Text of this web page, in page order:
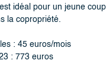
idéal pour un jeune
la copropriété.
: 45 euros/mois
: 773 euros